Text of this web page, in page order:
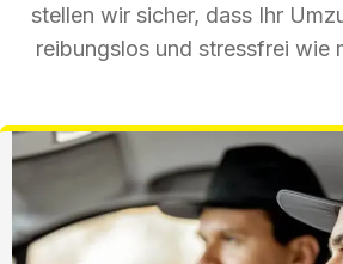
stellen wir sicher, dass Ihr
reibungslos und stressfrei wie